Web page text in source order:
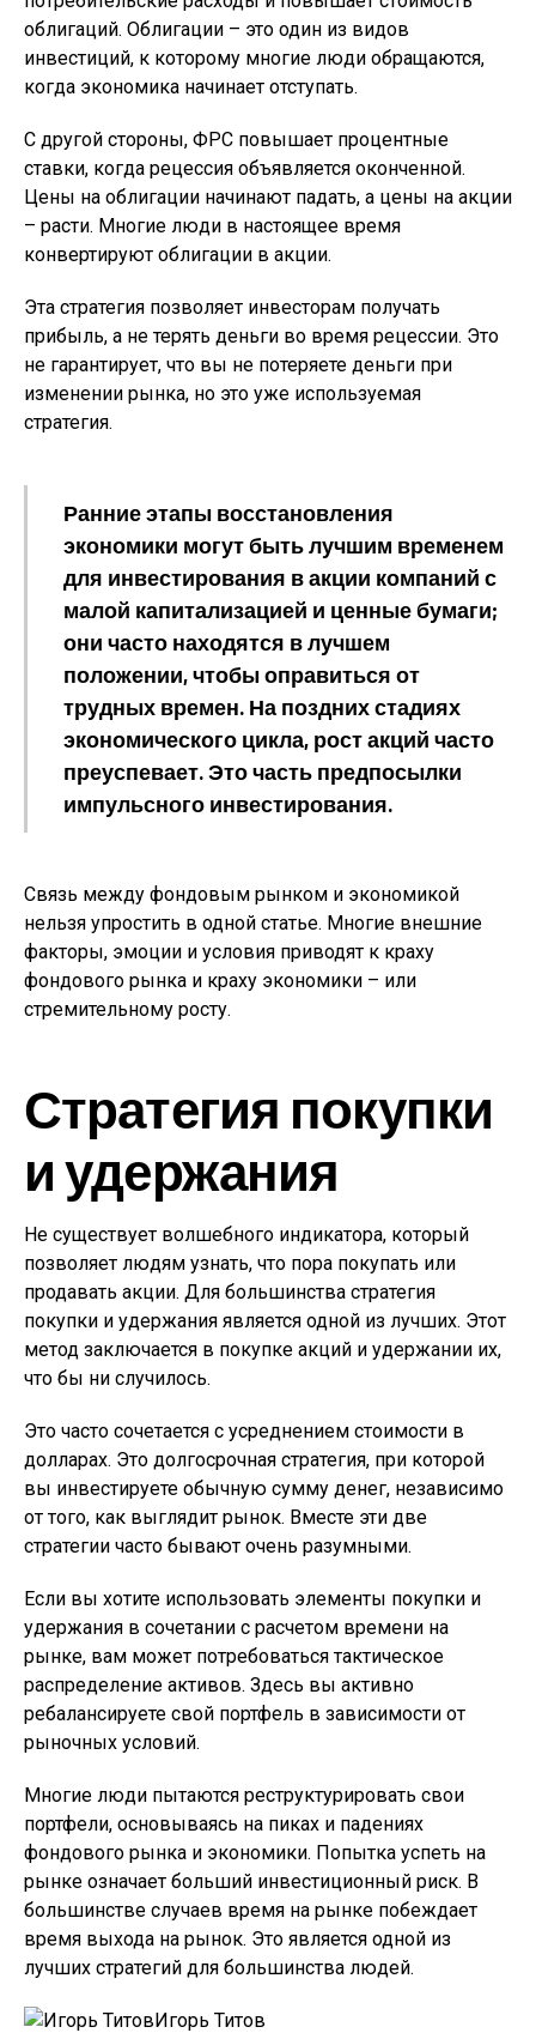
облигаций. Облигации – это один из видов
инвестиций, к которому многие люди обращаются,
когда экономика начинает отступать.
С другой стороны, ФРС повышает процентные
ставки, когда рецессия объявляется оконченной.
Цены на облигации начинают падать, а цены на акции
– расти. Многие люди в настоящее время
конвертируют облигации в акции.
Эта стратегия позволяет инвесторам получать
прибыль, а не терять деньги во время рецессии. Это
не гарантирует, что вы не потеряете деньги при
изменении рынка, но это уже используемая
стратегия.
Ранние этапы восстановления
экономики могут быть лучшим временем
для инвестирования в акции компаний с
малой капитализацией и ценные бумаги;
они часто находятся в лучшем
положении, чтобы оправиться от
трудных времен. На поздних стадиях
экономического цикла, рост акций часто
преуспевает. Это часть предпосылки
импульсного инвестирования.
Связь между фондовым рынком и экономикой
нельзя упростить в одной статье. Многие внешние
факторы, эмоции и условия приводят к краху
фондового рынка и краху экономики – или
стремительному росту.
Стратегия покупки
и удержания
Не существует волшебного индикатора, который
позволяет людям узнать, что пора покупать или
продавать акции. Для большинства стратегия
покупки и удержания является одной из лучших. Этот
метод заключается в покупке акций и удержании их,
что бы ни случилось.
Это часто сочетается с усреднением стоимости в
долларах. Это долгосрочная стратегия, при которой
вы инвестируете обычную сумму денег, независимо
от того, как выглядит рынок. Вместе эти две
стратегии часто бывают очень разумными.
Если вы хотите использовать элементы покупки и
удержания в сочетании с расчетом времени на
рынке, вам может потребоваться тактическое
распределение активов. Здесь вы активно
ребалансируете свой портфель в зависимости от
рыночных условий.
Многие люди пытаются реструктурировать свои
портфели, основываясь на пиках и падениях
фондового рынка и экономики. Попытка успеть на
рынке означает больший инвестиционный риск. В
большинстве случаев время на рынке побеждает
время выхода на рынок. Это является одной из
лучших стратегий для большинства людей.
Игорь Титов